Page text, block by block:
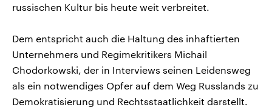
russischen Kultur bis heute weit verbreitet.
Dem entspricht auch die Haltung des inhaftierten
Unternehmers und Regimekritikers Michail
Chodorkowski, der in Interviews seinen Leidensweg
als ein notwendiges Opfer auf dem Weg Russlands zu
Demokratisierung und Rechtsstaatlichkeit darstellt.